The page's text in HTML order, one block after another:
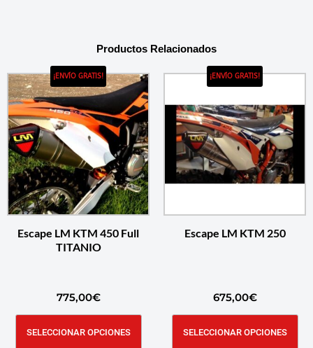
Productos Relacionados
¡ENVÍO GRATIS!
Escape LM KTM 450 Full
TITANIO
775,00€
SELECCIONAR OPCIONES
¡ENVÍO GRATIS!
Escape LM KTM 250
675,00€
SELECCIONAR OPCIONES